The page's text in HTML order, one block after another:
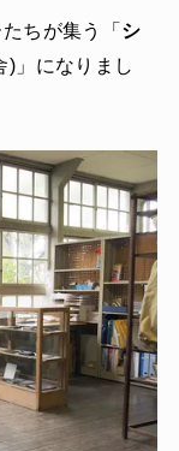
ちが集う「 シ
)」になりまし